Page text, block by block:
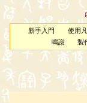
新手入門 使用
鳴謝
製